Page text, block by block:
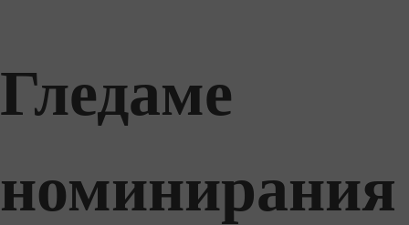
Гледаме
номинирания